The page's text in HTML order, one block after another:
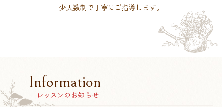
少人数制で丁寧にご指導します。
Information
レッスンのお知らせ